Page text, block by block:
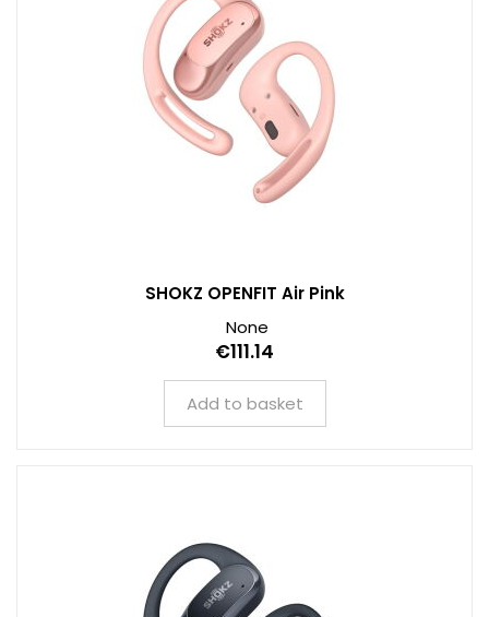
SHOKZ OPENFIT Air Pink
None
€111.14
Add to basket